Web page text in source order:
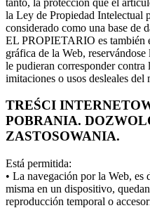
la Ley de Propiedad Intelectual
considerado como una base de
EL PROPIETARIO es también
gráfica de la Web,
le pudieran corresponder contra
imitaciones o usos desleales del
TREŚCI
POBRANIA.
ZASTOSOWANIA.
Está permitida:
• La navegación por la Web, es
misma en un dispositivo,
reproducción temporal o